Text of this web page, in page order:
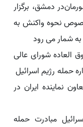
دمشق، برگزار
نحوه واکنش به
شمار می رود
العاده شورای عالی
حمله رژیم اسرائیل
نماینده ایران در
مبادرت حمله